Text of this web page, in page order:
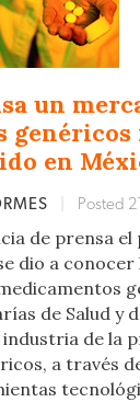
un
genéricos
en
Posted
de prensa el
dio a
de Salud y
de la
a través